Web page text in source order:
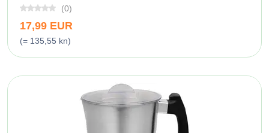
(0)
17,99 EUR
(= 135,55 kn)